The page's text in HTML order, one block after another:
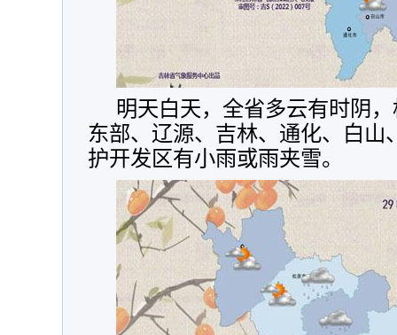
明天白天，全省多云有时阴
东部、辽源、吉林、通化、白山
护开发区有小雨或雨夹雪。